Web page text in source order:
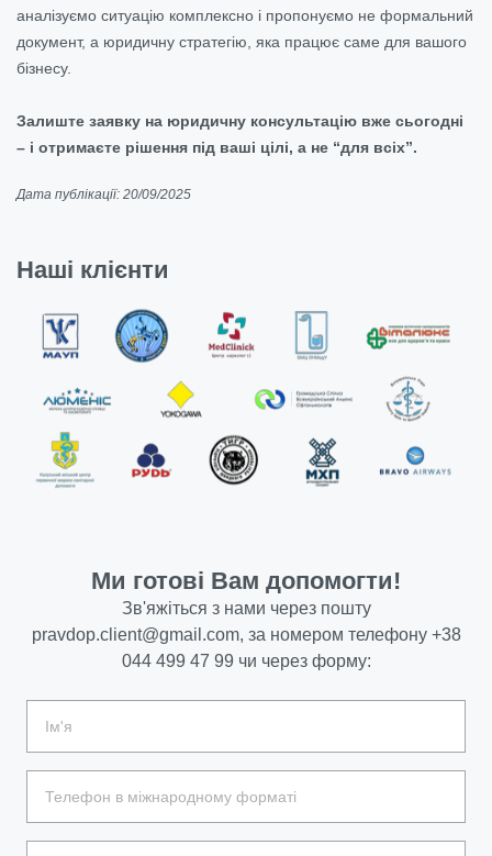
аналізуємо ситуацію комплексно і пропонуємо не формальний
документ, а юридичну стратегію, яка працює саме для вашого
бізнесу.
Залиште заявку на юридичну консультацію вже сьогодні
– і отримаєте рішення під ваші цілі, а не “для всіх”.
Дата публікації: 20/09/2025
Наші клієнти
Ми готові Вам допомогти!
Зв'яжіться з нами через пошту
pravdop.client@gmail.com, за номером телефону +38
044 499 47 99 чи через форму: